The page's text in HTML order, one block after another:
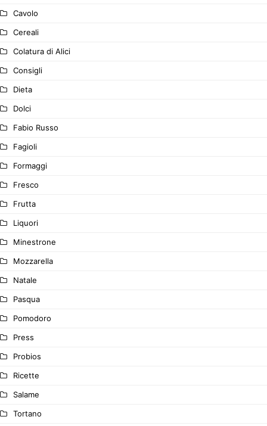
Cavolo
Cereali
Colatura di Alici
Consigli
Dieta
Dolci
Fabio Russo
Fagioli
Formaggi
Fresco
Frutta
Liquori
Minestrone
Mozzarella
Natale
Pasqua
Pomodoro
Press
Probios
Ricette
Salame
Tortano